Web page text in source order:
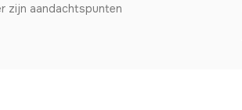
zijn aandachtspunten